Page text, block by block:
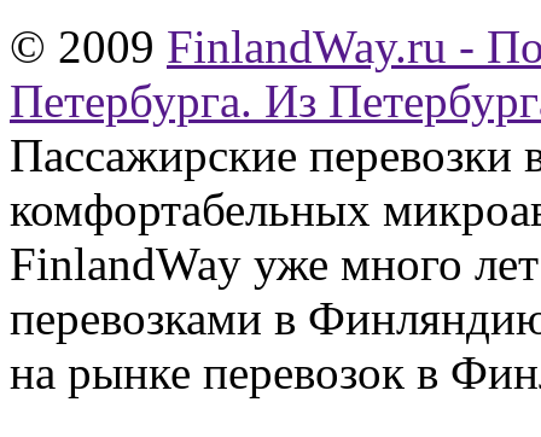
© 2009 FinlandWay.ru -
Петербурга. Из
Пассажирские
комфортабельных
FinlandWay уже много
перевозками в
на рынке перевозок в